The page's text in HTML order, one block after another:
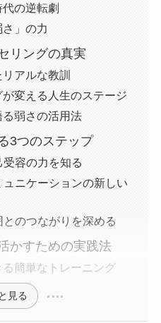
の逆転劇
」の力
リングの真実
アルな教訓
変える人生のステージ
弱さの活用法
3つのステップ
受容の力を知る
ュニケーションの新しい
とのつながりを深める
かすための実践法
る簡単なトレーニング
見る